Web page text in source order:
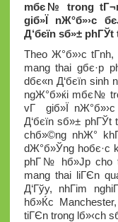
mбє№ trong
giб»Ї nЖ°б»›c
Д‘бєїn sб»±
Theo Ж°б»›c tГ­nh,
mang thai gбє·p
dбє«n Д‘бєїn sinh
ngЖ°б»ќi mбє№
vГ giб»Ї
Д‘бєїn sб»± phГЎt
chб»©ng nhЖ°
dЖ°б»Ўng hoбє·c
phГ№ hб»Јp cho
mang thai liГЄn
Д‘Гўy, nhГіm
hб»Ќc
tiГЄn trong lб»‹ch